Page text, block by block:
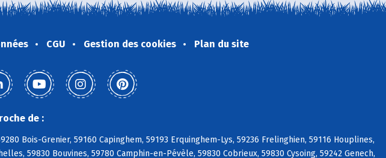
CGU Gestion des cookies Plan du site
de :
Bois-Grenier, 59160 Capinghem, 59193 Erquinghem-Lys, 59236 Frelinghien, 59116 Houplines,
59830 Bouvines, 59780 Camphin-en-Pévèle, 59830 Cobrieux, 59830 Cysoing, 59242 Genech,